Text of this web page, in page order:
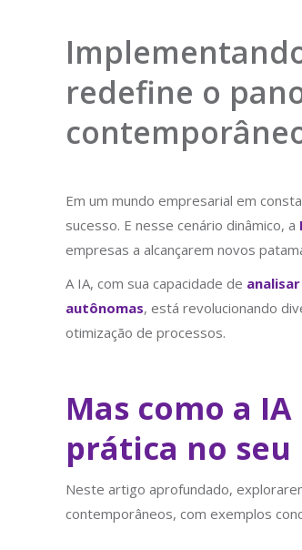
redefine o
Em um mundo empresarial em
sucesso. E nesse cenário dinâmico, a
empresas a alcançarem novos
A IA, com sua capacidade de
autônomas, está revolucionando
otimização de processos.
Mas como a
prática no seu
Neste artigo aprofundado,
contemporâneos, com exemplos